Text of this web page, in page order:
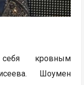
кровным
Шоумен